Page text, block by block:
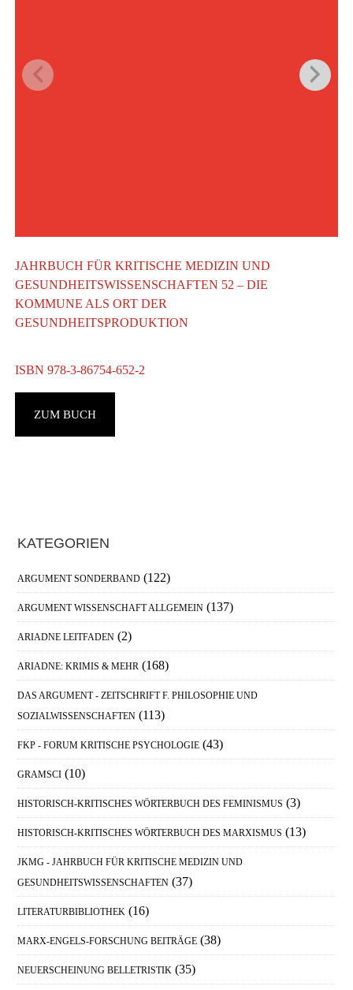
JAHRBUCH FÜR KRITISCHE MEDIZIN UND
GESUNDHEITSWISSENSCHAFTEN 52 – DIE
KOMMUNE ALS ORT DER
GESUNDHEITSPRODUKTION
ISBN 978-3-86754-652-2
ZUM BUCH
Haupt-
Sidebar
KATEGORIEN
ARGUMENT SONDERBAND (122)
ARGUMENT WISSENSCHAFT ALLGEMEIN (137)
ARIADNE LEITFADEN (2)
ARIADNE: KRIMIS & MEHR (168)
DAS ARGUMENT - ZEITSCHRIFT F. PHILOSOPHIE UND
SOZIALWISSENSCHAFTEN (113)
FKP - FORUM KRITISCHE PSYCHOLOGIE (43)
GRAMSCI (10)
HISTORISCH-KRITISCHES WÖRTERBUCH DES FEMINISMUS (3)
HISTORISCH-KRITISCHES WÖRTERBUCH DES MARXISMUS (13)
JKMG - JAHRBUCH FÜR KRITISCHE MEDIZIN UND
GESUNDHEITSWISSENSCHAFTEN (37)
LITERATURBIBLIOTHEK (16)
MARX-ENGELS-FORSCHUNG BEITRÄGE (38)
NEUERSCHEINUNG BELLETRISTIK (35)